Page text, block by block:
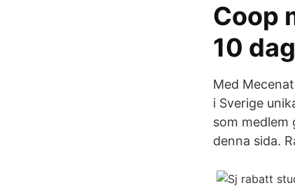
Coop
10
Med
i Sverige
som medlem
denna sida.